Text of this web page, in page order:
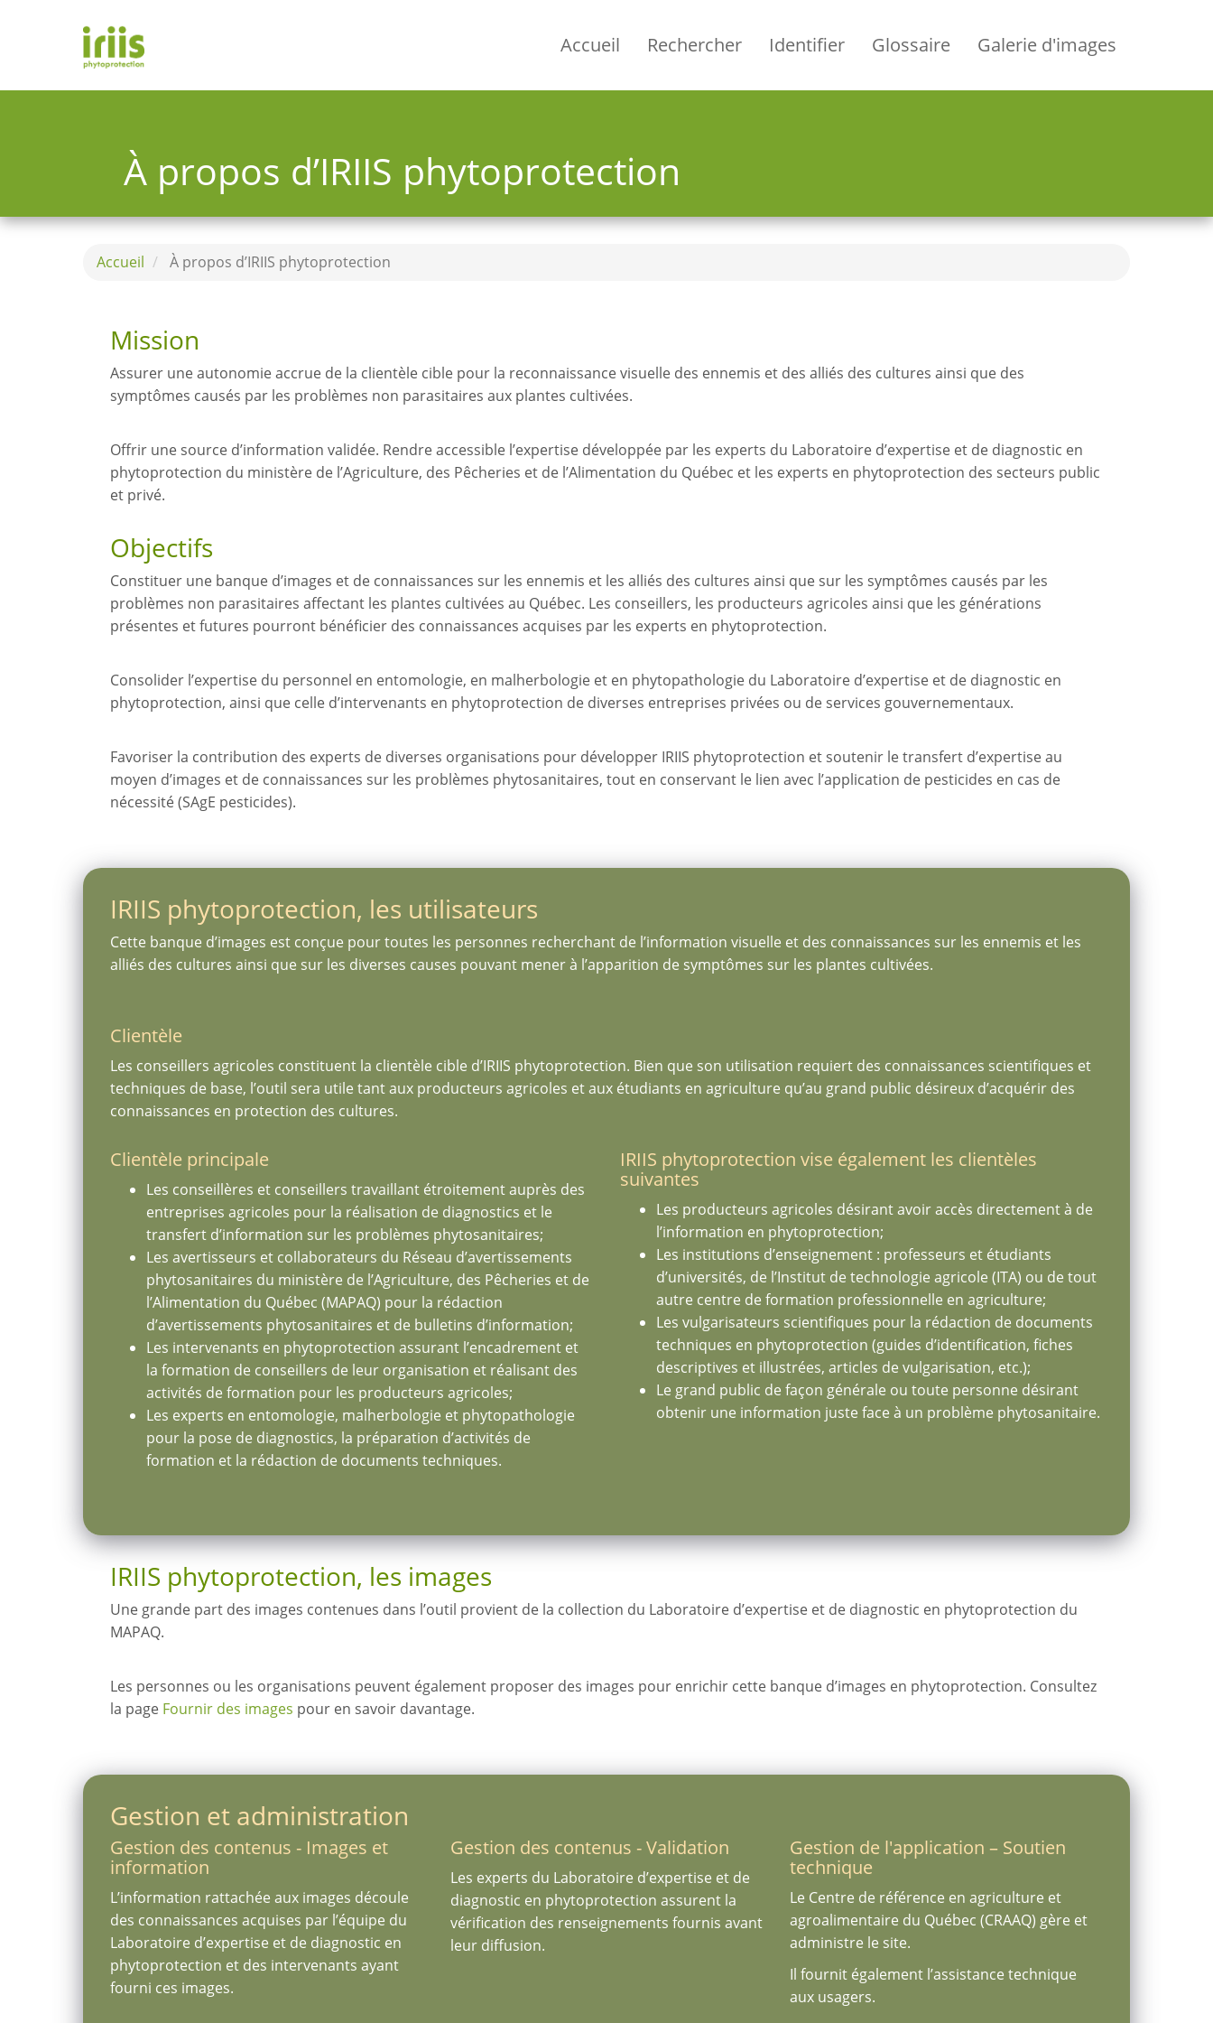
Accueil Rechercher Identifier Glossaire Galerie d'images
À propos d’IRIIS phytoprotection
Accueil À propos d’IRIIS phytoprotection
Mission
Assurer une autonomie accrue de la clientèle cible pour la reconnaissance visuelle des ennemis et des alliés des cultures ainsi que des
symptômes causés par les problèmes non parasitaires aux plantes cultivées.
Offrir une source d’information validée. Rendre accessible l’expertise développée par les experts du Laboratoire d’expertise et de diagnostic en
phytoprotection du ministère de l’Agriculture, des Pêcheries et de l’Alimentation du Québec et les experts en phytoprotection des secteurs public
et privé.
Objectifs
Constituer une banque d’images et de connaissances sur les ennemis et les alliés des cultures ainsi que sur les symptômes causés par les
problèmes non parasitaires affectant les plantes cultivées au Québec. Les conseillers, les producteurs agricoles ainsi que les générations
présentes et futures pourront bénéficier des connaissances acquises par les experts en phytoprotection.
Consolider l’expertise du personnel en entomologie, en malherbologie et en phytopathologie du Laboratoire d’expertise et de diagnostic en
phytoprotection, ainsi que celle d’intervenants en phytoprotection de diverses entreprises privées ou de services gouvernementaux.
Favoriser la contribution des experts de diverses organisations pour développer IRIIS phytoprotection et soutenir le transfert d’expertise au
moyen d’images et de connaissances sur les problèmes phytosanitaires, tout en conservant le lien avec l’application de pesticides en cas de
nécessité (SAgE pesticides).
IRIIS phytoprotection, les utilisateurs
Cette banque d’images est conçue pour toutes les personnes recherchant de l’information visuelle et des connaissances sur les ennemis et les
alliés des cultures ainsi que sur les diverses causes pouvant mener à l’apparition de symptômes sur les plantes cultivées.
Clientèle
Les conseillers agricoles constituent la clientèle cible d’IRIIS phytoprotection. Bien que son utilisation requiert des connaissances scientifiques et
techniques de base, l’outil sera utile tant aux producteurs agricoles et aux étudiants en agriculture qu’au grand public désireux d’acquérir des
connaissances en protection des cultures.
Clientèle principale
Les conseillères et conseillers travaillant étroitement auprès des
entreprises agricoles pour la réalisation de diagnostics et le
transfert d’information sur les problèmes phytosanitaires;
Les avertisseurs et collaborateurs du Réseau d’avertissements
phytosanitaires du ministère de l’Agriculture, des Pêcheries et de
l’Alimentation du Québec (MAPAQ) pour la rédaction
d’avertissements phytosanitaires et de bulletins d’information;
Les intervenants en phytoprotection assurant l’encadrement et
la formation de conseillers de leur organisation et réalisant des
activités de formation pour les producteurs agricoles;
Les experts en entomologie, malherbologie et phytopathologie
pour la pose de diagnostics, la préparation d’activités de
formation et la rédaction de documents techniques.
IRIIS phytoprotection vise également les clientèles
suivantes
Les producteurs agricoles désirant avoir accès directement à de
l’information en phytoprotection;
Les institutions d’enseignement : professeurs et étudiants
d’universités, de l’Institut de technologie agricole (ITA) ou de tout
autre centre de formation professionnelle en agriculture;
Les vulgarisateurs scientifiques pour la rédaction de documents
techniques en phytoprotection (guides d’identification, fiches
descriptives et illustrées, articles de vulgarisation, etc.);
Le grand public de façon générale ou toute personne désirant
obtenir une information juste face à un problème phytosanitaire.
IRIIS phytoprotection, les images
Une grande part des images contenues dans l’outil provient de la collection du Laboratoire d’expertise et de diagnostic en phytoprotection du
MAPAQ.
Les personnes ou les organisations peuvent également proposer des images pour enrichir cette banque d’images en phytoprotection. Consultez
la page Fournir des images pour en savoir davantage.
Gestion et administration
Gestion des contenus - Images et
information
L’information rattachée aux images découle
des connaissances acquises par l’équipe du
Laboratoire d’expertise et de diagnostic en
phytoprotection et des intervenants ayant
fourni ces images.
Gestion des contenus - Validation
Les experts du Laboratoire d’expertise et de
diagnostic en phytoprotection assurent la
vérification des renseignements fournis avant
leur diffusion.
Gestion de l'application – Soutien
technique
Le Centre de référence en agriculture et
agroalimentaire du Québec (CRAAQ) gère et
administre le site.
Il fournit également l’assistance technique
aux usagers.